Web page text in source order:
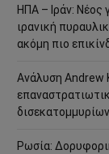
ΗΠΑ – Ιράν: Νέος
ιρανική
ακόμη πιο
Ανάλυση Andrew
Ρωσία: